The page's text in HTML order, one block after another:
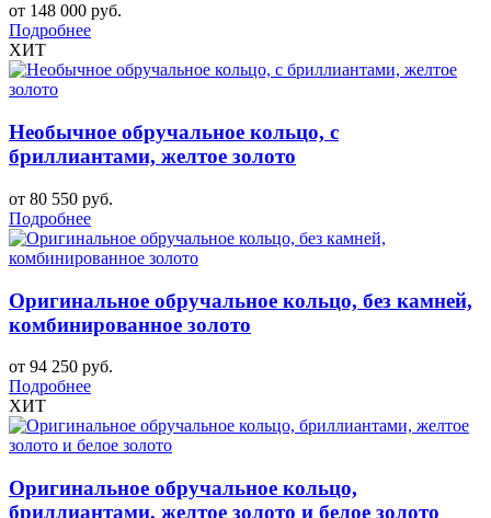
от 148 000 руб.
Подробнее
ХИТ
Необычное обручальное кольцо, с
бриллиантами, желтое золото
от 80 550 руб.
Подробнее
Оригинальное обручальное кольцо, без камней,
комбинированное золото
от 94 250 руб.
Подробнее
ХИТ
Оригинальное обручальное кольцо,
бриллиантами, желтое золото и белое золото